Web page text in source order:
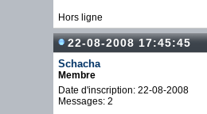
Hors ligne
22-08-2008 17:45:45
Schacha
Membre
Date d'inscription: 22-08-2008
Messages: 2